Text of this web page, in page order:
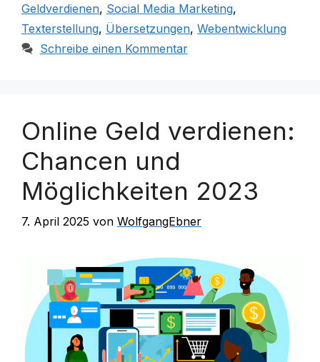
Geldverdienen, Social Media Marketing,
Texterstellung, Übersetzungen, Webentwicklung
Schreibe einen Kommentar
Online Geld verdienen:
Chancen und
Möglichkeiten 2023
7. April 2025 von WolfgangEbner